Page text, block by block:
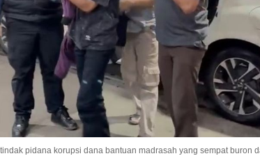
pidana korupsi dana bantuan madrasah yang sempat buron